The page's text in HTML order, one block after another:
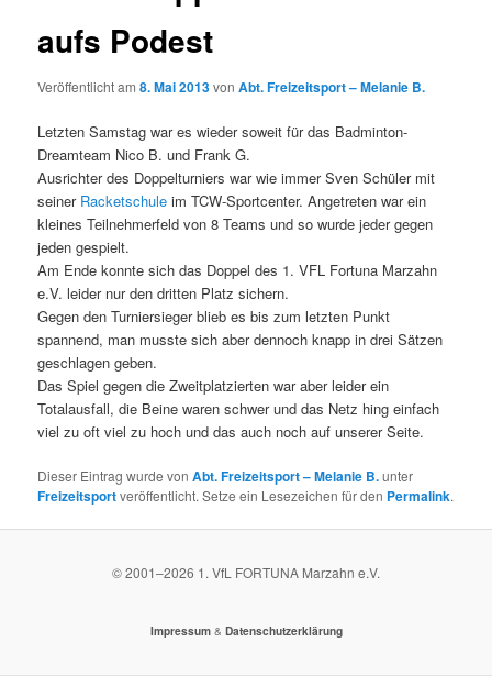
aufs Podest
Veröffentlicht am8. Mai 2013vonAbt. Freizeitsport – Melanie B.
Letzten Samstag war es wieder soweit für das Badminton-
Dreamteam Nico B. und Frank G.
Ausrichter des Doppelturniers war wie immer Sven Schüler mit
seiner Racketschuleim TCW-Sportcenter. Angetreten war ein
kleines Teilnehmerfeld von 8 Teams und so wurde jeder gegen
jeden gespielt.
Am Ende konnte sich das Doppel des 1. VFL Fortuna Marzahn
e.V. leider nur den dritten Platz sichern.
Gegen den Turniersieger blieb es bis zum letzten Punkt
spannend, man musste sich aber dennoch knapp in drei Sätzen
geschlagen geben.
Das Spiel gegen die Zweitplatzierten war aber leider ein
Totalausfall, die Beine waren schwer und das Netz hing einfach
viel zu oft viel zu hoch und das auch noch auf unserer Seite.
Dieser Eintrag wurde vonAbt. Freizeitsport – Melanie B.unter
Freizeitsportveröffentlicht. Setze ein Lesezeichen für den Permalink.
© 2001–2026 1. VfL FORTUNA Marzahn e.V.
Impressum& Datenschutzerklärung